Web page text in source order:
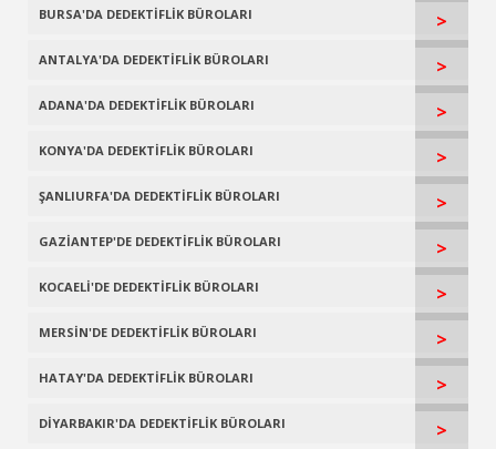
BURSA'DA DEDEKTİFLİK BÜROLARI >
ANTALYA'DA DEDEKTİFLİK BÜROLARI >
ADANA'DA DEDEKTİFLİK BÜROLARI >
KONYA'DA DEDEKTİFLİK BÜROLARI >
ŞANLIURFA'DA DEDEKTİFLİK BÜROLARI >
GAZİANTEP'DE DEDEKTİFLİK BÜROLARI >
KOCAELİ'DE DEDEKTİFLİK BÜROLARI >
MERSİN'DE DEDEKTİFLİK BÜROLARI >
HATAY'DA DEDEKTİFLİK BÜROLARI >
DİYARBAKIR'DA DEDEKTİFLİK BÜROLARI >